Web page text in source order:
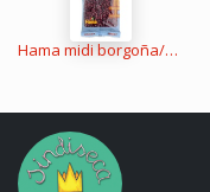
Hama midi borgoña/caoba 1000 piezas